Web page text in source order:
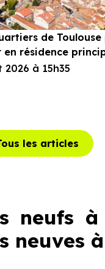
de Toulouse
résidence
à 15h35
les articles
neufs
neuves